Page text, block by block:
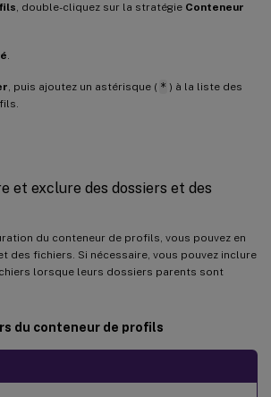
, double-cliquez sur la stratégie Conteneur
, puis ajoutez un astérisque ( * ) à la liste des
et exclure des dossiers et des
du conteneur de profils, vous pouvez en
des fichiers. Si nécessaire, vous pouvez inclure
lorsque leurs dossiers parents sont
du conteneur de profils